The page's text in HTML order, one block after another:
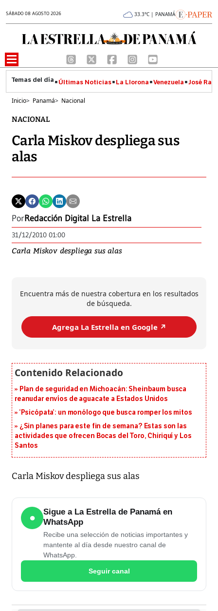
SÁBADO 08 AGOSTO 2026 33.3°C | PANAMÁ
Últimas Noticias La Llorona Venezuela José
Inicio> Panamá> Nacional
NACIONAL
Carla Miskov despliega sus
alas
PorRedacción Digital La Estrella
31/12/2010 01:00
Carla Miskov despliega sus alas
Encuentra más de nuestra cobertura en los resultados
de búsqueda.
Agrega La Estrella en Google ↗️
Plan de seguridad en Michoacán: Sheinbaum busca
reanudar envíos de aguacate a Estados Unidos
‘Psicópata’: un monólogo que busca romper los mitos
¿Sin planes para este fin de semana? Estas son las
actividades que ofrecen Bocas del Toro, Chiriquí y Los
Santos
Carla Miskov despliega sus alas
●
Sigue a La Estrella de Panamá en
WhatsApp
Recibe una selección de noticias importantes y
mantente al día desde nuestro canal de
WhatsApp.
Seguir canal